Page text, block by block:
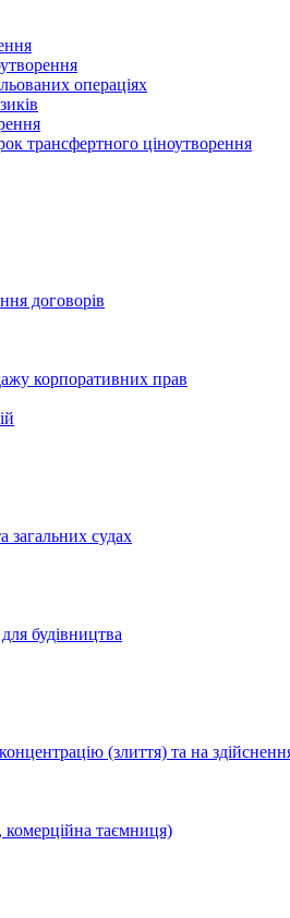
операціях
трансфертного ціноутворення
договорів
корпоративних прав
загальних судах
будівництва
(злиття) та на
комерційна таємниця)